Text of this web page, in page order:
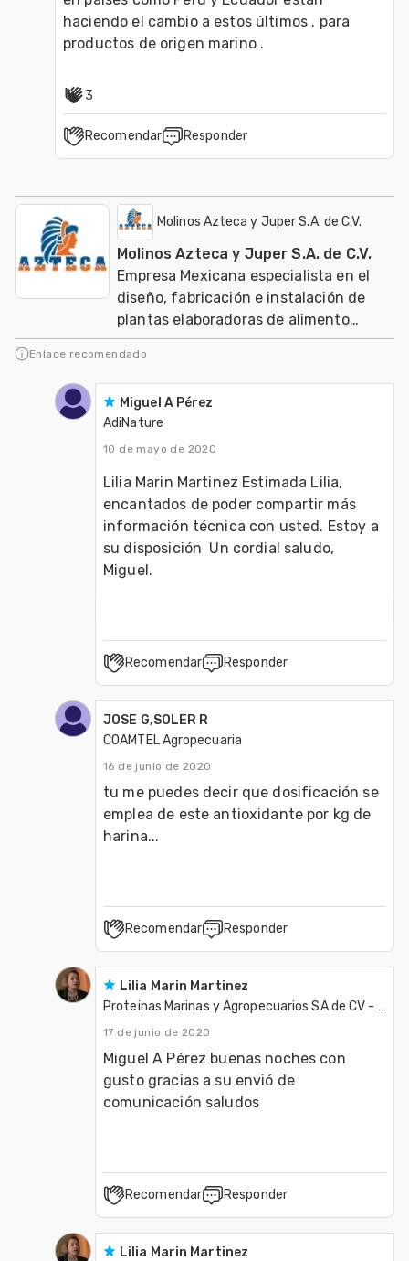
haciendo el cambio a estos últimos . para
productos de origen marino .
3
Recomendar Responder
Molinos Azteca y Juper S.A. de C.V.
Molinos Azteca y Juper S.A. de C.V.
Empresa Mexicana especialista en el
diseño, fabricación e instalación de
plantas elaboradoras de alimento
balanceado para aves, cerdos, ganado,
acuacultura
Enlace recomendado
Miguel A Pérez
AdiNature
10 de mayo de 2020
Lilia Marin Martinez Estimada Lilia,
encantados de poder compartir más
información técnica con usted. Estoy a
su disposición  Un cordial saludo,
Miguel.
Recomendar Responder
JOSE G,SOLER R
COAMTEL Agropecuaria
16 de junio de 2020
tu me puedes decir que dosificación se
emplea de este antioxidante por kg de
harina...
Recomendar Responder
Lilia Marin Martinez
Proteinas Marinas y Agropecuarios SA de CV - Protmagro
17 de junio de 2020
Miguel A Pérez buenas noches con
gusto gracias a su envió de
comunicación saludos
Recomendar Responder
Lilia Marin Martinez